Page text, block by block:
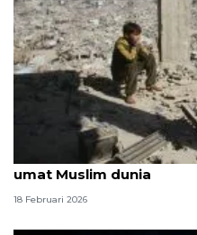
Presiden Palestina
umat Muslim dunia
18 Februari 2026